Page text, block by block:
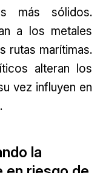
más sólidos.
a los metales
rutas marítimas.
alteran los
vez influyen en
la